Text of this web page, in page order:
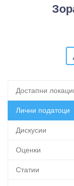
Достапни
Лични податоци
Дискусии
Оценки
Статии